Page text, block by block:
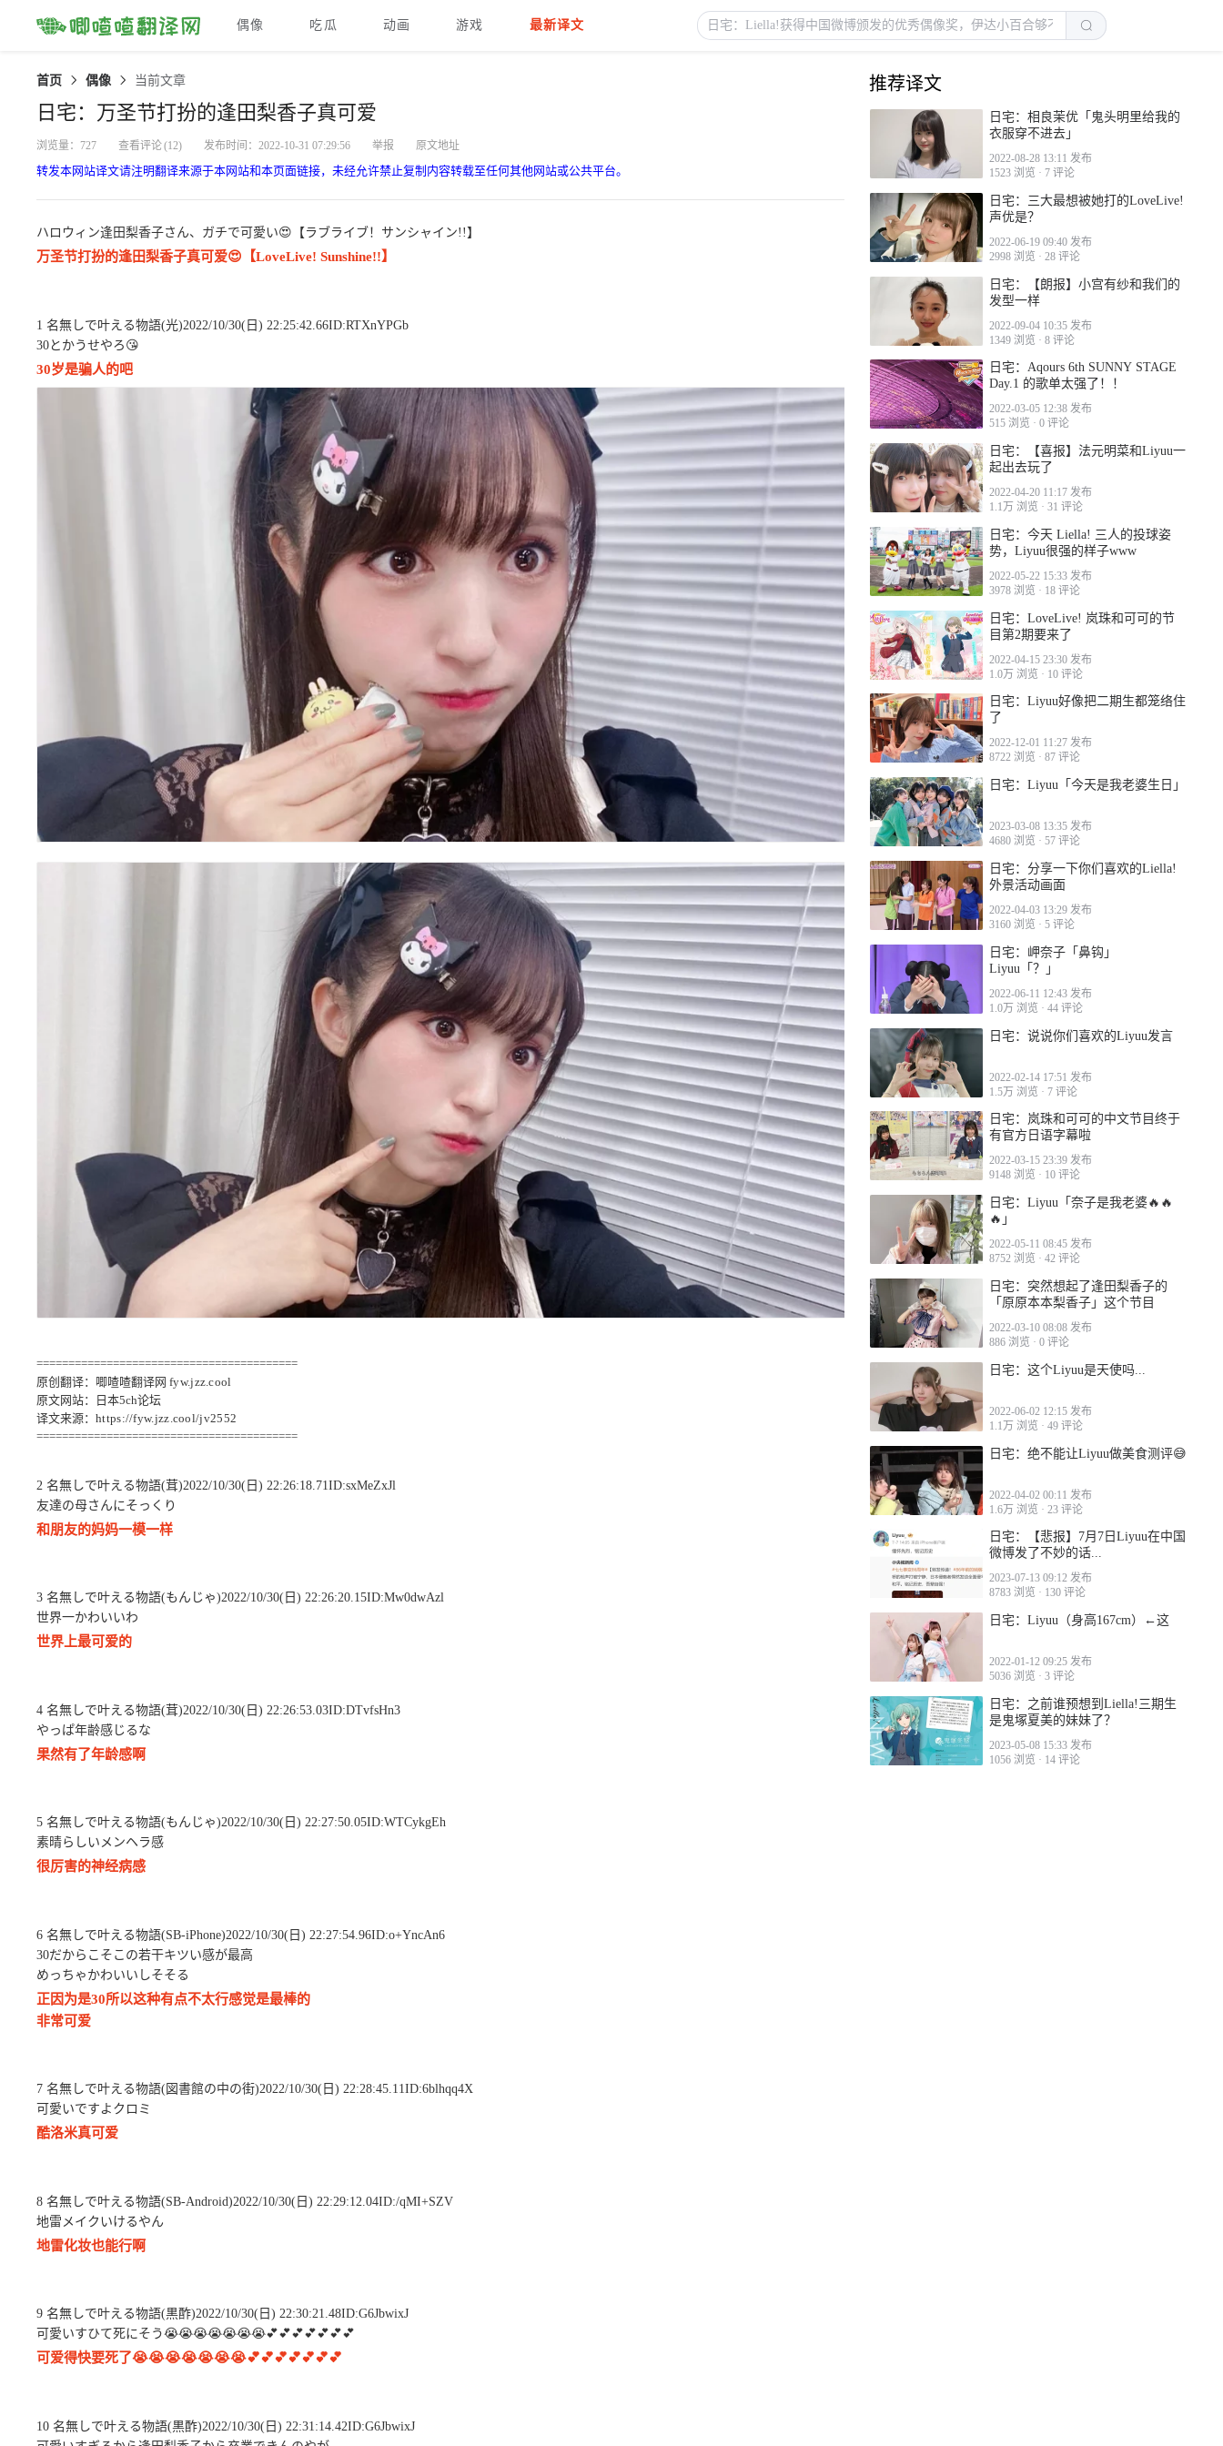
偶像 吃瓜 动画 游戏 最新译文
首页 偶像 当前文章
日宅：万圣节打扮的逢田梨香子真可爱
浏览量：727 查看评论(12) 发布时间：2022-10-31 07:29:56 举报 原文地址
转发本网站译文请注明翻译来源于本网站和本页面链接，未经允许禁止复制内容转载至任何其他网站或公共平台。
ハロウィン逢田梨香子さん、ガチで可愛い😍【ラブライブ！サンシャイン!!】
万圣节打扮的逢田梨香子真可爱😍【LoveLive! Sunshine!!】
1 名無しで叶える物語(光)2022/10/30(日) 22:25:42.66ID:RTXnYPGb
30とかうせやろ😘
30岁是骗人的吧
=========================================
原创翻译：唧喳喳翻译网 fyw.jzz.cool
原文网站：日本5ch论坛
译文来源： https://fyw.jzz.cool/jv2552
=========================================
2 名無しで叶える物語(茸)2022/10/30(日) 22:26:18.71ID:sxMeZxJl
友達の母さんにそっくり
和朋友的妈妈一模一样
3 名無しで叶える物語(もんじゃ)2022/10/30(日) 22:26:20.15ID:Mw0dwAzl
世界一かわいいわ
世界上最可爱的
4 名無しで叶える物語(茸)2022/10/30(日) 22:26:53.03ID:DTvfsHn3
やっぱ年齢感じるな
果然有了年龄感啊
5 名無しで叶える物語(もんじゃ)2022/10/30(日) 22:27:50.05ID:WTCykgEh
素晴らしいメンヘラ感
很厉害的神经病感
6 名無しで叶える物語(SB-iPhone)2022/10/30(日) 22:27:54.96ID:o+YncAn6
30だからこそこの若干キツい感が最高
めっちゃかわいいしそそる
正因为是30所以这种有点不太行感觉是最棒的
非常可爱
7 名無しで叶える物語(図書館の中の街)2022/10/30(日) 22:28:45.11ID:6blhqq4X
可愛いですよクロミ
酷洛米真可爱
8 名無しで叶える物語(SB-Android)2022/10/30(日) 22:29:12.04ID:/qMI+SZV
地雷メイクいけるやん
地雷化妆也能行啊
9 名無しで叶える物語(黒酢)2022/10/30(日) 22:30:21.48ID:G6JbwixJ
可愛いすひて死にそう😭😭😭😭😭😭😭💕💕💕💕💕💕💕
可爱得快要死了😭😭😭😭😭😭😭💕💕💕💕💕💕💕
10 名無しで叶える物語(黒酢)2022/10/30(日) 22:31:14.42ID:G6JbwixJ
推荐译文
日宅：相良茉优「鬼头明里给我的
衣服穿不进去」
2022-08-28 13:11 发布
1523 浏览 · 7 评论
日宅：三大最想被她打的LoveLive!
声优是？
2022-06-19 09:40 发布
2998 浏览 · 28 评论
日宅：【朗报】小宫有纱和我们的
发型一样
2022-09-04 10:35 发布
1349 浏览 · 8 评论
日宅：Aqours 6th SUNNY STAGE
Day.1 的歌单太强了！！
2022-03-05 12:38 发布
515 浏览 · 0 评论
日宅：【喜报】法元明菜和Liyuu一
起出去玩了
2022-04-20 11:17 发布
1.1万 浏览 · 31 评论
日宅：今天 Liella! 三人的投球姿
势，Liyuu很强的样子www
2022-05-22 15:33 发布
3978 浏览 · 18 评论
日宅：LoveLive! 岚珠和可可的节
目第2期要来了
2022-04-15 23:30 发布
1.0万 浏览 · 10 评论
日宅：Liyuu好像把二期生都笼络住
了
2022-12-01 11:27 发布
8722 浏览 · 87 评论
日宅：Liyuu「今天是我老婆生日」
2023-03-08 13:35 发布
4680 浏览 · 57 评论
日宅：分享一下你们喜欢的Liella!
外景活动画面
2022-04-03 13:29 发布
3160 浏览 · 5 评论
日宅：岬奈子「鼻钩」
Liyuu「？」
2022-06-11 12:43 发布
1.0万 浏览 · 44 评论
日宅：说说你们喜欢的Liyuu发言
2022-02-14 17:51 发布
1.5万 浏览 · 7 评论
日宅：岚珠和可可的中文节目终于
有官方日语字幕啦
2022-03-15 23:39 发布
9148 浏览 · 10 评论
日宅：Liyuu「奈子是我老婆🔥🔥
🔥」
2022-05-11 08:45 发布
8752 浏览 · 42 评论
日宅：突然想起了逢田梨香子的
「原原本本梨香子」这个节目
2022-03-10 08:08 发布
886 浏览 · 0 评论
日宅：这个Liyuu是天使吗...
2022-06-02 12:15 发布
1.1万 浏览 · 49 评论
日宅：绝不能让Liyuu做美食测评😅
2022-04-02 00:11 发布
1.6万 浏览 · 23 评论
日宅：【悲报】7月7日Liyuu在中国
微博发了不妙的话...
2023-07-13 09:12 发布
8783 浏览 · 130 评论
日宅：Liyuu（身高167cm）←这
2022-01-12 09:25 发布
5036 浏览 · 3 评论
日宅：之前谁预想到Liella!三期生
是鬼塚夏美的妹妹了？
2023-05-08 15:33 发布
1056 浏览 · 14 评论